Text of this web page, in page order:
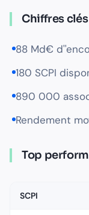
Chiffres clés
88 Md€
180 SCPI
890 000
Rendement
Top
SCPI